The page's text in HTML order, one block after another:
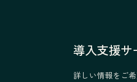
導入支援サ
詳しい情報をご